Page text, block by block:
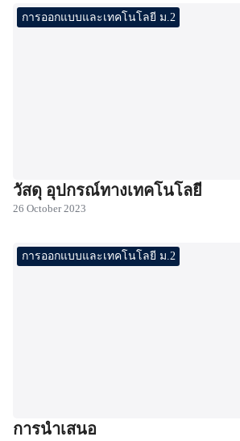
การออกแบบและเทคโนโลยี ม.2
วัสดุ อุปกรณ์ทางเทคโนโลยี
26 October 2023
การออกแบบและเทคโนโลยี ม.2
การนำเสนอ